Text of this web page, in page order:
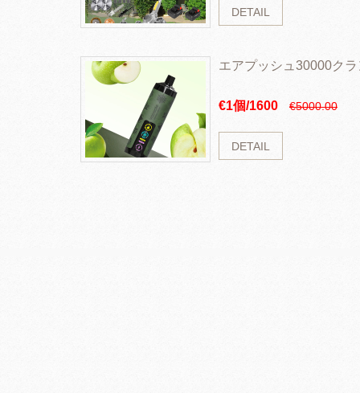
DETAIL
エアプッシュ30000ク
€1個/1600 €5000.00
DETAIL